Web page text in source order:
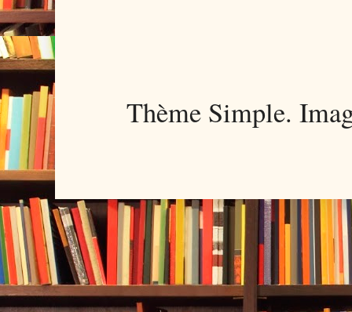
Thème Simple.